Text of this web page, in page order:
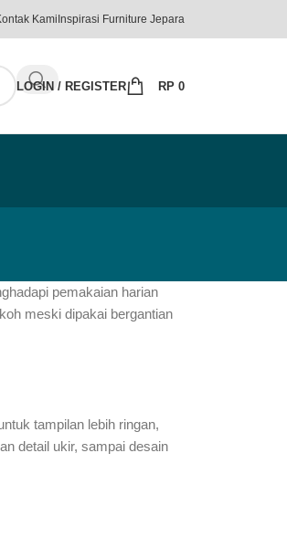
Kami Inspirasi Furniture Jepara
LOGIN / REGISTER RP 0
pemakaian harian
meski dipakai bergantian
tampilan lebih ringan,
detail ukir, sampai desain